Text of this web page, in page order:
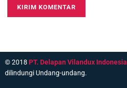
© 2018 PT. Delapan Vilandux Indonesia
dilindungi Undang-undang.